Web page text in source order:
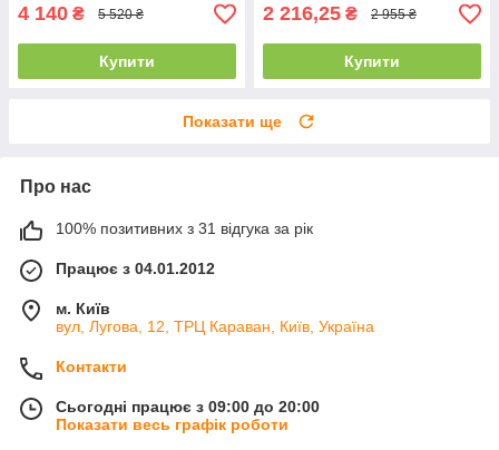
4 140 ₴ 5 520 ₴
Купити
2 216,25 ₴ 2 955 ₴
Купити
Показати ще
Про нас
100% позитивних з 31 відгука за рік
Працює з 04.01.2012
м. Київ
вул, Лугова, 12, ТРЦ Караван, Київ, Україна
Контакти
Сьогодні працює з 09:00 до 20:00
Показати весь графік роботи